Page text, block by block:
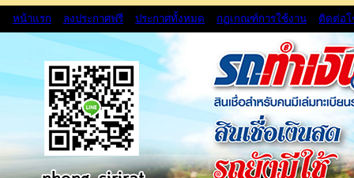
หน้าแรก ลงประกาศฟรี ประกาศทั้งหมด กฏเกณฑ์การใช้งาน ติดต่อ